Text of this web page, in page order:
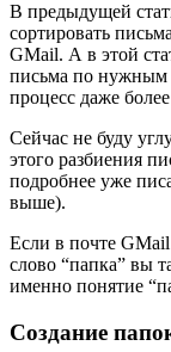
В предыдущей
сортировать
GMail. А в этой
письма по нужным
процесс даже
Сейчас не буду
этого разбиения
подробнее уже
выше).
Если в почте
слово “папка” вы
именно понятие
Создание